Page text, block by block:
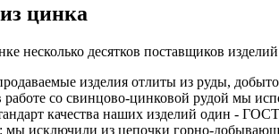
цинка
несколько десятков поставщиков
изделия отлиты из руды,
со свинцово-цинковой рудой мы
качества наших изделий один -
мы исключили из цепочки горно-